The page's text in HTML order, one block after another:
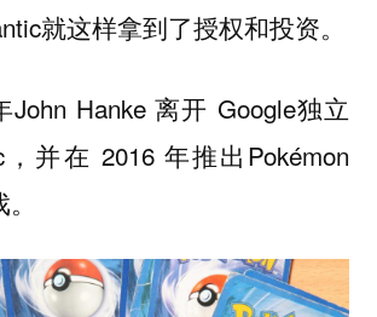
就这样拿到了授权和投资。
John Hanke 离开 Google独立
并在 2016 年推出Pokémon